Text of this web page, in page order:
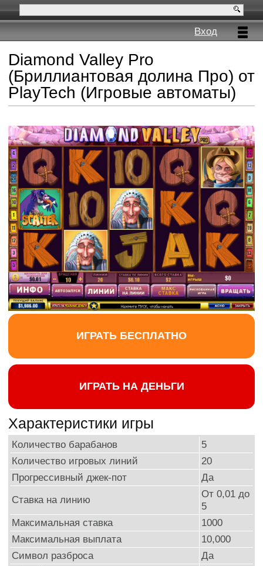
Вход
Diamond Valley Pro
(Бриллиантовая долина Про) от
PlayTech (Игровые автоматы)
ИГРАТЬ БЕСПЛАТНО
ИГРАТЬ НА ДЕНЬГИ
Характеристики игры
Количество барабанов
5
Количество игровых линий
20
Прогрессивный джек-пот
Да
Ставка на линию
От 0,01 до
5
Максимальная ставка
1000
Максимальная выплата
10,000
Символ разброса
Да